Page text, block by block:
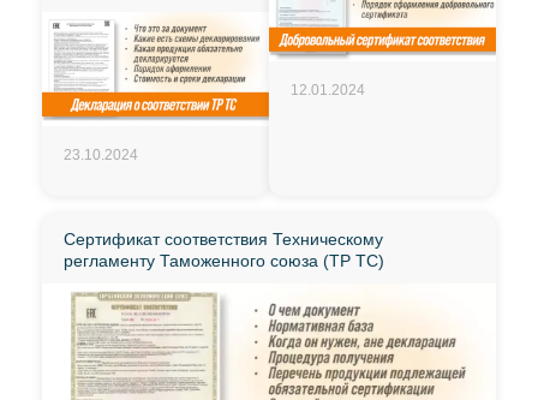
23.10.2024
12.01.2024
Сертификат соответствия Техническому
регламенту Таможенного союза (ТР ТС)